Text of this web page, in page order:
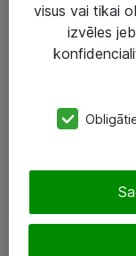
Darba vietu IT
Serveri un datu
SIA „ATEA”
eShop@atea.lv
visus vai tikai
izvēles